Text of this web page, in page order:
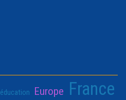
éducation Europe France